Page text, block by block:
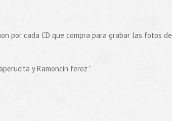
por cada CD que compra para grabar las fotos de
y Ramoncin feroz "